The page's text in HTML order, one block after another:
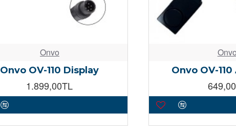
Onvo
Onvo OV-110 Display
1.899,00TL
Onvo OV-